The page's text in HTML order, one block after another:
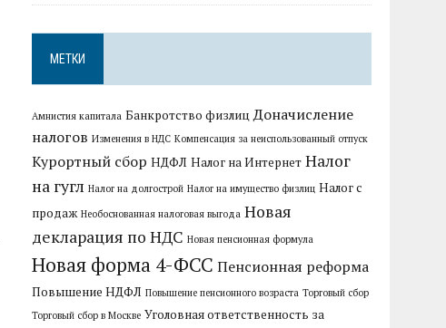
МЕТКИ
Амнистия капитала Банкротство физлиц Доначисление
налогов Изменения в НДС Компенсация за неиспользованный отпуск
Курортный сбор НДФЛ Налог на Интернет Налог
на гугл Налог на долгострой Налог на имущество физлиц Налог с
продаж Необоснованная налоговая выгода Новая
декларация по НДС Новая пенсионная формула
Новая форма 4-ФСС Пенсионная реформа
Повышение НДФЛ Повышение пенсионного возраста Торговый сбор
Торговый сбор в Москве Уголовная ответственность за